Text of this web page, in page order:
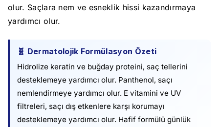
olur. Saçlara nem ve esneklik hissi kazandırmaya
yardımcı olur.
🧬 Dermatolojik Formülasyon Özeti
Hidrolize keratin ve buğday proteini, saç tellerini
desteklemeye yardımcı olur. Panthenol, saçı
nemlendirmeye yardımcı olur. E vitamini ve UV
filtreleri, saçı dış etkenlere karşı korumayı
desteklemeye yardımcı olur. Hafif formülü günlük